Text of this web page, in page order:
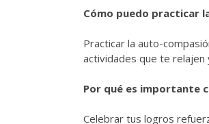
Cómo puedo practicar
Practicar la auto-
actividades que te relajen
Por qué es importante
Celebrar tus logros